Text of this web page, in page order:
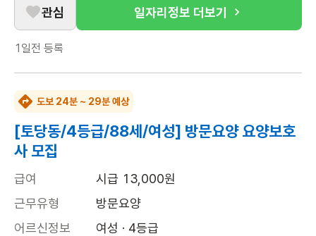
관심 일자리정보 더보기
1일전 등록
도보 24분 ~ 29분 예상
[토당동/4등급/88세/여성] 방문요양 요양보호
사 모집
급여
시급 13,000원
근무유형
방문요양
어르신정보
여성 · 4등급